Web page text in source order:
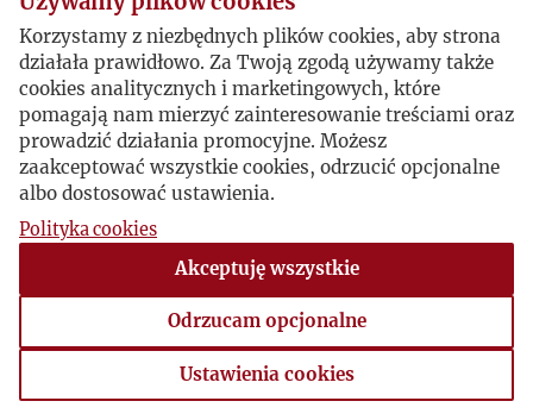
Korzystamy z niezbędnych plików cookies, aby strona
działała prawidłowo. Za Twoją zgodą używamy także
cookies analitycznych i marketingowych, które
pomagają nam mierzyć zainteresowanie treściami oraz
prowadzić działania promocyjne. Możesz
zaakceptować wszystkie cookies, odrzucić opcjonalne
albo dostosować ustawienia.
Polityka cookies
Akceptuję wszystkie
Odrzucam opcjonalne
Ustawienia cookies
Ustawienia cookies